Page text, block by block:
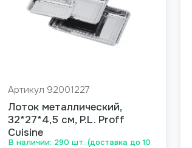
В наличии: 290 шт. (доставка до 10
Артикул 92001227
Лоток металлический,
32*27*4,5 см, P.L. Proff
Cuisine